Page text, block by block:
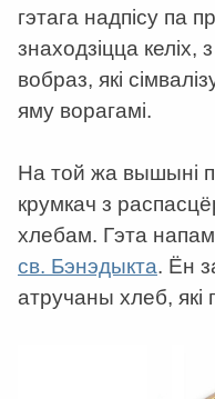
гэтага надпісу па
знаходзіцца келіх,
вобраз, які
яму ворагамі.
На той жа вышыні
крумкач з
хлебам. Гэта
св. Бэнэдыкта. Ён
атручаны хлеб, які